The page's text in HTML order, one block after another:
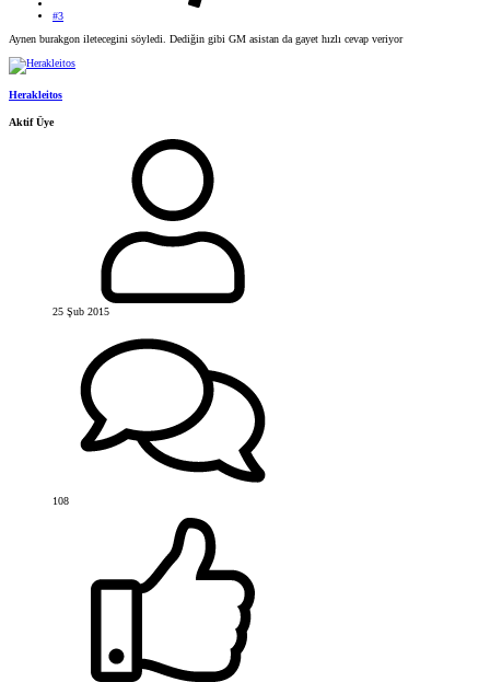
#3
Aynen burakgon iletecegini söyledi. Dediğin gibi GM asistan da gayet hızlı cevap veriyor
Herakleitos
Aktif Üye
25 Şub 2015
108